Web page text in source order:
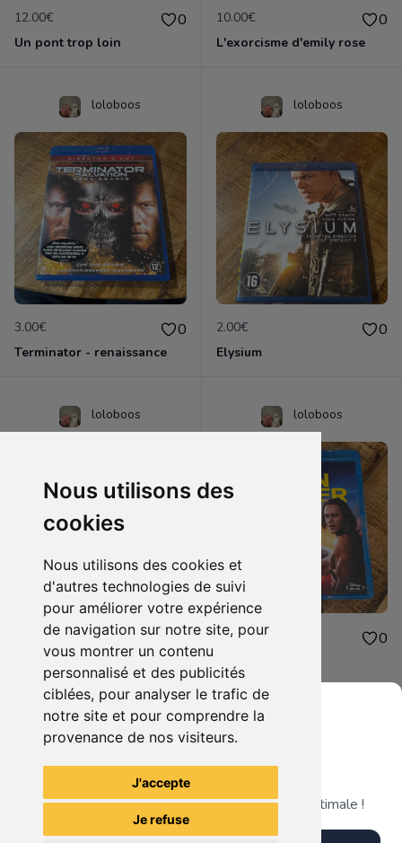
Nous utilisons des
cookies
Nous utilisons des cookies et
d'autres technologies de suivi
pour améliorer votre expérience
de navigation sur notre site, pour
vous montrer un contenu
personnalisé et des publicités
ciblées, pour analyser le trafic de
notre site et pour comprendre la
provenance de nos visiteurs.
J'accepte
Je refuse
12.00€ 0
Un pont trop loin
10.00€ 0
L'exorcisme d'emily rose
loloboos
3.00€ 0
Terminator - renaissance
loloboos
2.00€ 0
Elysium
loloboos
2.50€ 0
Cliverfield
loloboos
3.00€ 0
Voir tous les articles du vendeur
Grenier du Geek
Télécharge notre app pour une expérience optimale !